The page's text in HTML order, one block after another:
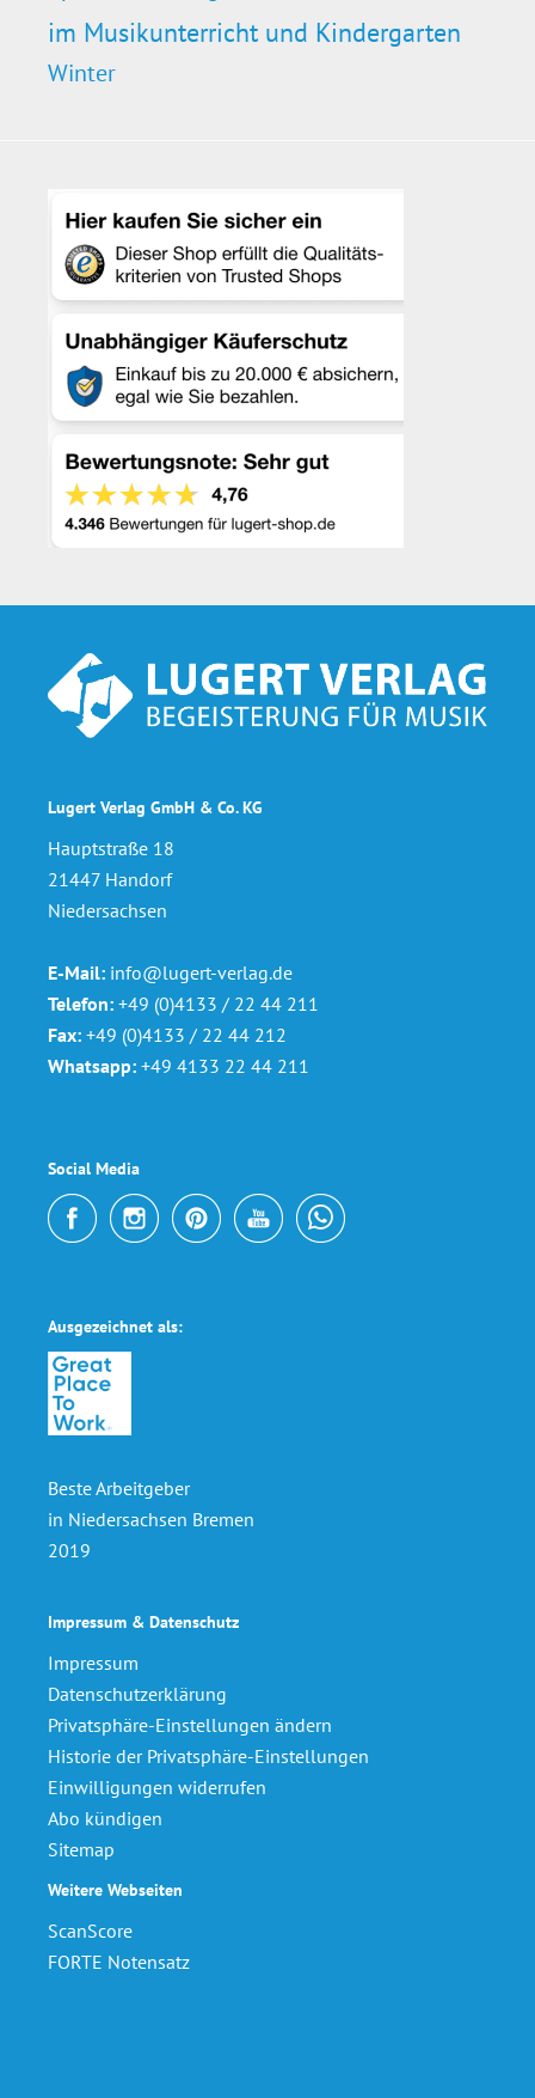
im Musikunterricht und Kindergarten
Winter
Lugert Verlag GmbH & Co. KG
Hauptstraße 18
21447 Handorf
Niedersachsen
E-Mail: info@lugert-verlag.de
Telefon: +49 (0)4133 / 22 44 211
Fax: +49 (0)4133 / 22 44 212
Whatsapp: +49 4133 22 44 211
Social Media
Ausgezeichnet als:
Beste Arbeitgeber
in Niedersachsen Bremen
2019
Impressum & Datenschutz
Impressum
Datenschutzerklärung
Privatsphäre-Einstellungen ändern
Historie der Privatsphäre-Einstellungen
Einwilligungen widerrufen
Abo kündigen
Sitemap
Weitere Webseiten
ScanScore
FORTE Notensatz